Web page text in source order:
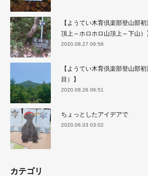
【ようてい木育倶楽部登山部
頂上～ホロホロ山頂上～下山）
2020.08.27 06:56
【ようてい木育倶楽部登山部
目）】
2020.08.26 06:51
ちょっとしたアイデアで
2020.06.03 03:02
カテゴリ